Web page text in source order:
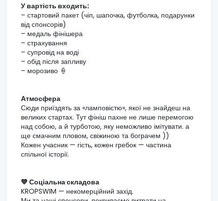
У вартість входить:
– стартовий пакет (чіп, шапочка, футболка, подарунки
від спонсорів)
– медаль фінішера
– страхування
– супровід на воді
– обід після запливу
– морозиво 🍦
Атмосфера
Сюди приїздять за «ламповістю», якої не знайдеш на
великих стартах. Тут фініш пахне не лише перемогою
над собою, а й турботою, яку неможливо імітувати. а
ще смачним пловом, свіжиною та бограчем ))
Кожен учасник — гість, кожен гребок — частина
спільної історії.
💙 Соціальна складова
KROPSWIM — некомерційний захід.